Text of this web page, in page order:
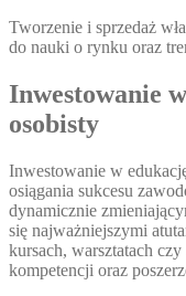
Tworzenie i sprzedaż
do nauki o rynku oraz
Inwestowanie
osobisty
Inwestowanie w
osiągania sukcesu
dynamicznie
się najważniejszymi
kursach, warsztatach
kompetencji oraz